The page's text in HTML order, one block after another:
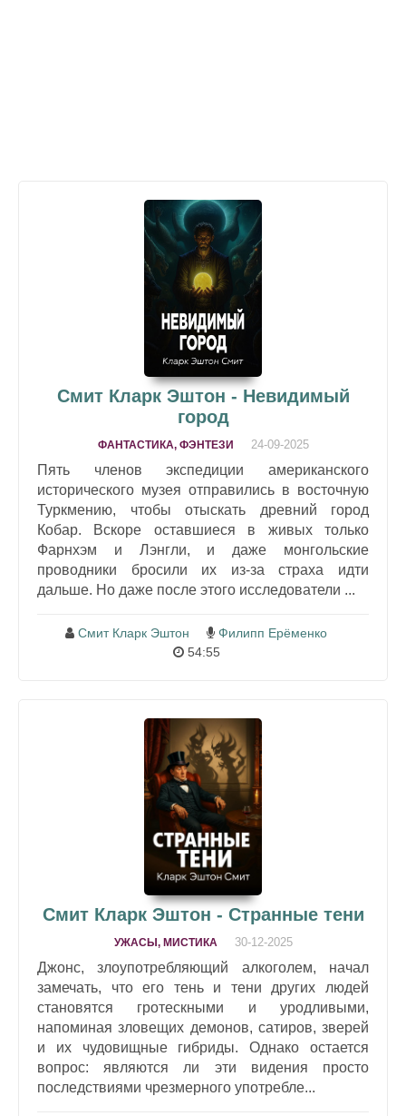
Смит Кларк Эштон - Невидимый
город
ФАНТАСТИКА, ФЭНТЕЗИ 24-09-2025
Пять членов экспедиции американского
исторического музея отправились в восточную
Туркмению, чтобы отыскать древний город
Кобар. Вскоре оставшиеся в живых только
Фарнхэм и Лэнгли, и даже монгольские
проводники бросили их из-за страха идти
дальше. Но даже после этого исследователи ...
Смит Кларк Эштон
Филипп Ерёменко
54:55
Смит Кларк Эштон - Странные тени
УЖАСЫ, МИСТИКА 30-12-2025
Джонс, злоупотребляющий алкоголем, начал
замечать, что его тень и тени других людей
становятся гротескными и уродливыми,
напоминая зловещих демонов, сатиров, зверей
и их чудовищные гибриды. Однако остается
вопрос: являются ли эти видения просто
последствиями чрезмерного употребле...